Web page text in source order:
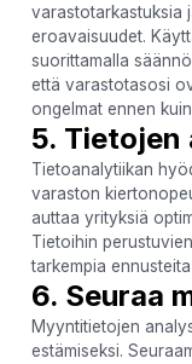
varastotarkastuksia
eroavaisuudet.
suorittamalla
että varastotasosi
ongelmat ennen
5. Tietojen
Tietoanalytiikan
varaston
auttaa yrityksiä
Tietoihin
tarkempia
6. Seuraa
Myyntitietojen
estämiseksi.